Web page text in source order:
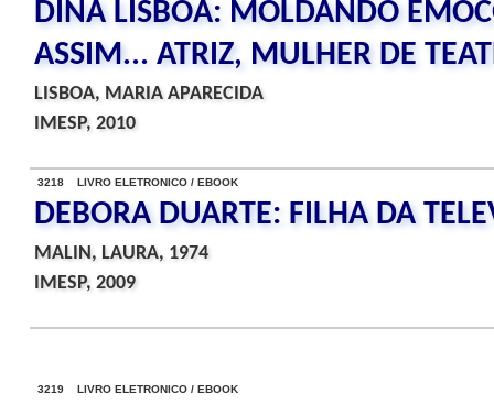
DINA LISBOA: MOLDANDO
ASSIM... ATRIZ, MULHER DE
LISBOA, MARIA APARECIDA
IMESP, 2010
3218 LIVRO ELETRONICO / EBOOK
DEBORA DUARTE: FILHA DA
MALIN, LAURA, 1974
IMESP, 2009
3219 LIVRO ELETRONICO / EBOOK